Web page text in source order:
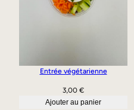
Entrée végétarienne
3,00 €
Ajouter au panier